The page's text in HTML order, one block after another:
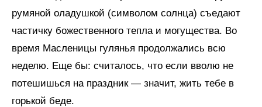
румяной оладушкой (символом солнца) съедают
частичку божественного тепла и могущества. Во
время Масленицы гулянья продолжались всю
неделю. Еще бы: считалось, что если вволю не
потешишься на праздник — значит, жить тебе в
горькой беде.